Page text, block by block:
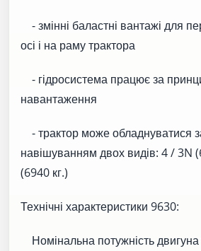
- змінні баластні вантажі для
осі і на раму трактора
- гідросистема працює за
навантаження
- трактор може обладнуватися
навішуванням двох видів: 4 / 3N
(6940 кг.)
Технічні характеристики 9630:
Номінальна потужність двигуна